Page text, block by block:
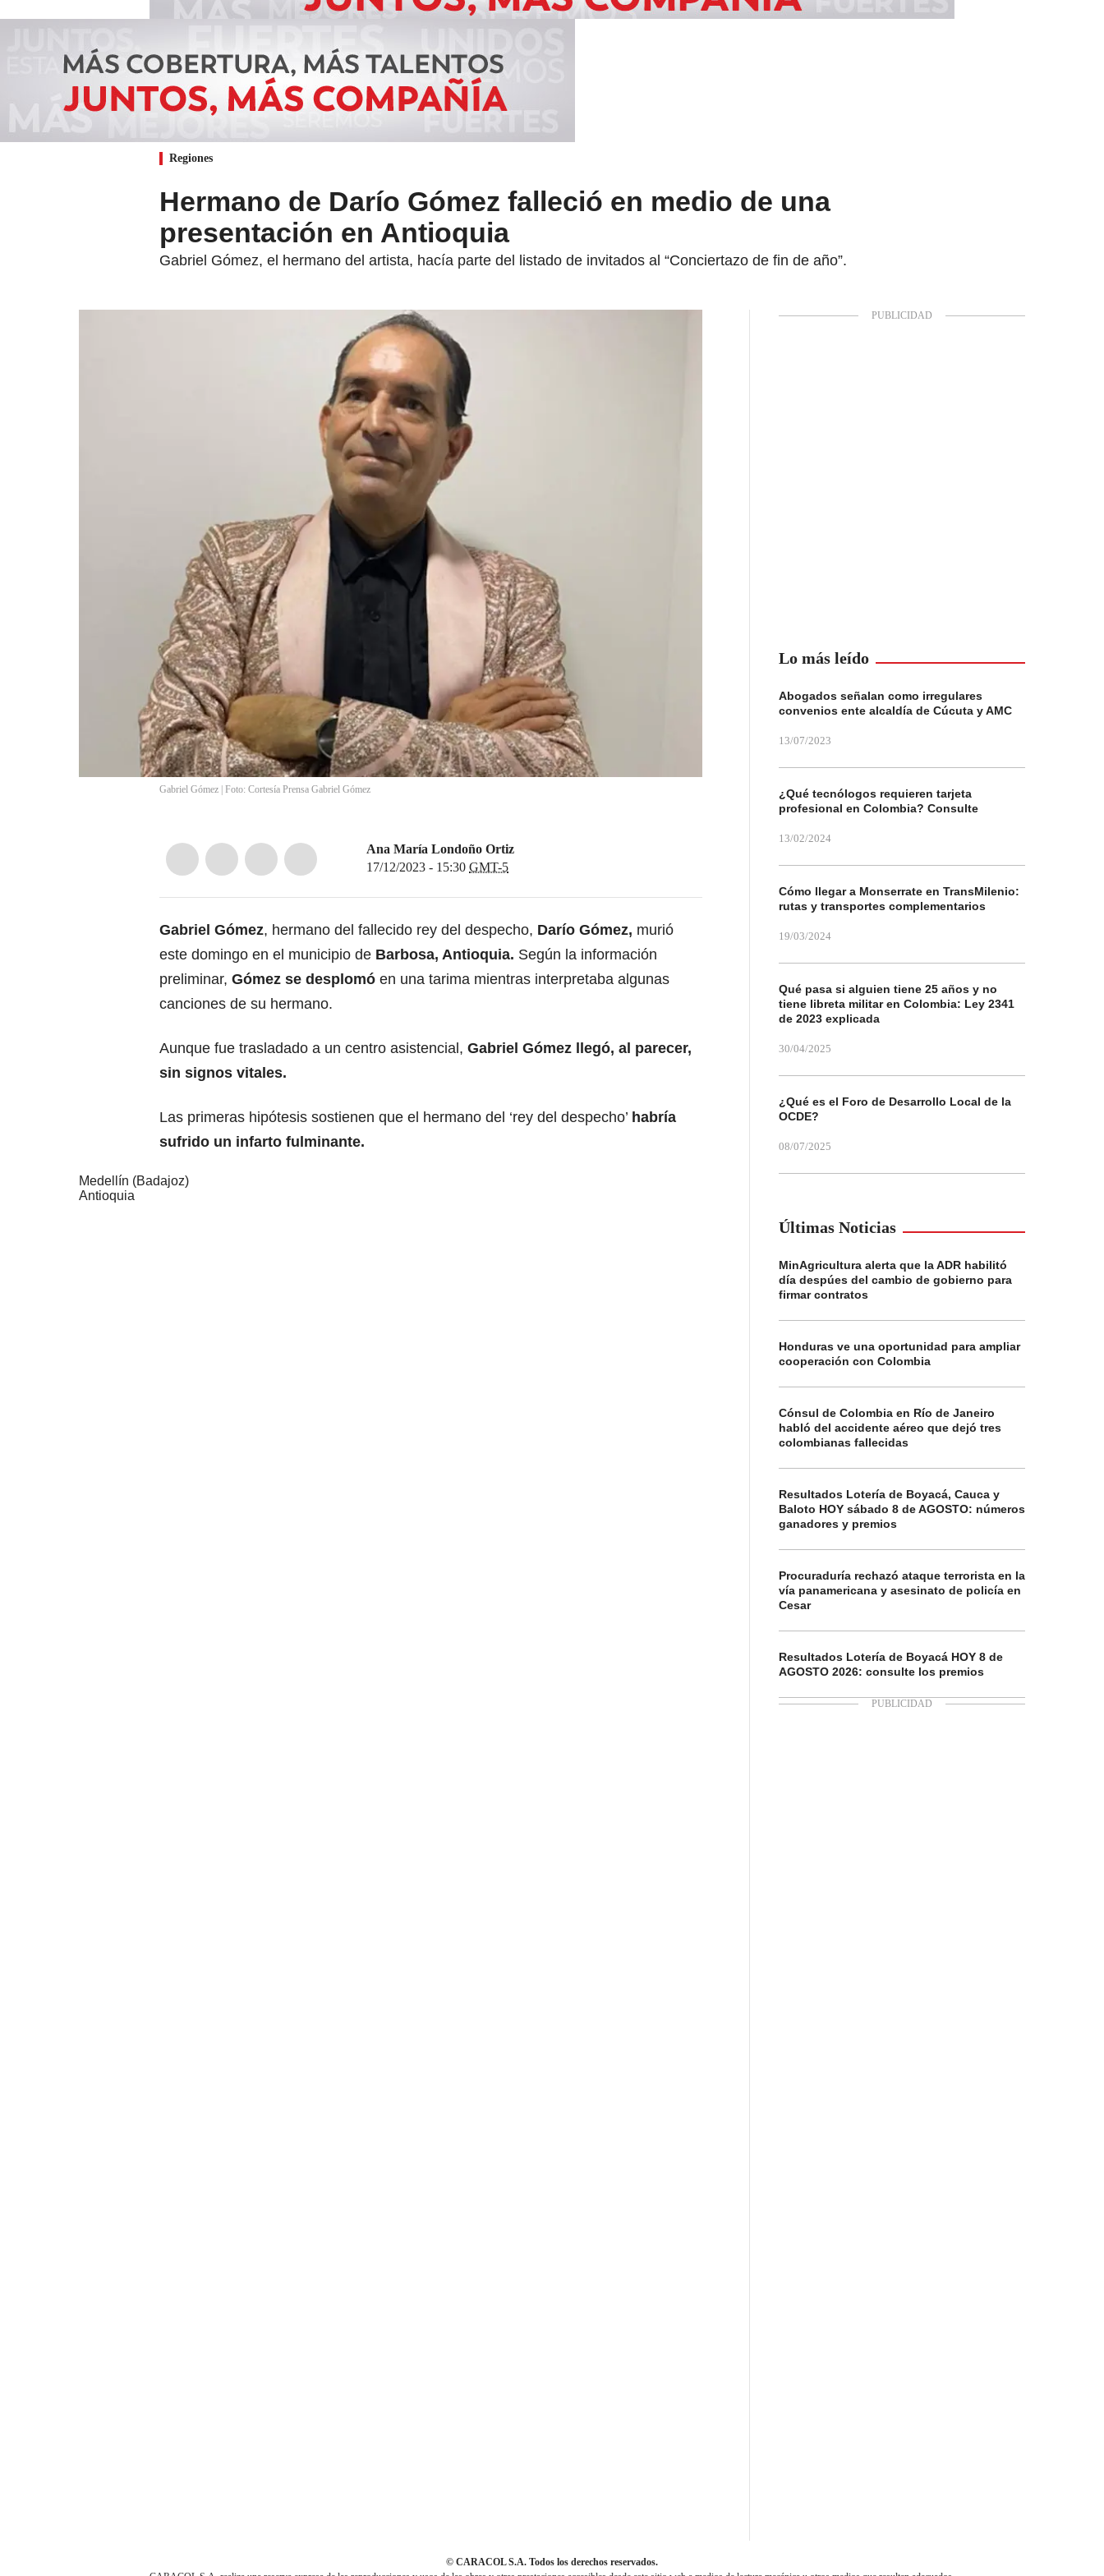
Regiones
Hermano de Darío Gómez falleció en medio de una
presentación en Antioquia
Gabriel Gómez, el hermano del artista, hacía parte del listado de invitados al “Conciertazo de fin de año”.
Gabriel Gómez | Foto: Cortesía Prensa Gabriel Gómez
Ana María Londoño Ortiz
17/12/2023 - 15:30 GMT-5
Gabriel Gómez, hermano del fallecido rey del despecho, Darío Gómez, murió
este domingo en el municipio de Barbosa, Antioquia. Según la información
preliminar, Gómez se desplomó en una tarima mientras interpretaba algunas
canciones de su hermano.
Aunque fue trasladado a un centro asistencial, Gabriel Gómez llegó, al parecer,
sin signos vitales.
Las primeras hipótesis sostienen que el hermano del ‘rey del despecho’ habría
sufrido un infarto fulminante.
Medellín (Badajoz)
Antioquia
Lo más leído
Abogados señalan como irregulares
convenios ente alcaldía de Cúcuta y AMC
13/07/2023
¿Qué tecnólogos requieren tarjeta
profesional en Colombia? Consulte
13/02/2024
Cómo llegar a Monserrate en TransMilenio:
rutas y transportes complementarios
19/03/2024
Qué pasa si alguien tiene 25 años y no
tiene libreta militar en Colombia: Ley 2341
de 2023 explicada
30/04/2025
¿Qué es el Foro de Desarrollo Local de la
OCDE?
08/07/2025
Últimas Noticias
MinAgricultura alerta que la ADR habilitó
día despúes del cambio de gobierno para
firmar contratos
Honduras ve una oportunidad para ampliar
cooperación con Colombia
Cónsul de Colombia en Río de Janeiro
habló del accidente aéreo que dejó tres
colombianas fallecidas
Resultados Lotería de Boyacá, Cauca y
Baloto HOY sábado 8 de AGOSTO: números
ganadores y premios
Procuraduría rechazó ataque terrorista en la
vía panamericana y asesinato de policía en
Cesar
Resultados Lotería de Boyacá HOY 8 de
AGOSTO 2026: consulte los premios
© CARACOL S.A. Todos los derechos reservados.